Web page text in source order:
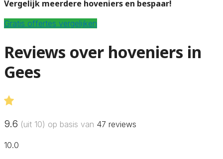
Vergelijk meerdere hoveniers en bespaar!
Gratis offertes vergelijken
Reviews over hoveniers in
Gees
9.6 (uit 10) op basis van 47 reviews
10.0